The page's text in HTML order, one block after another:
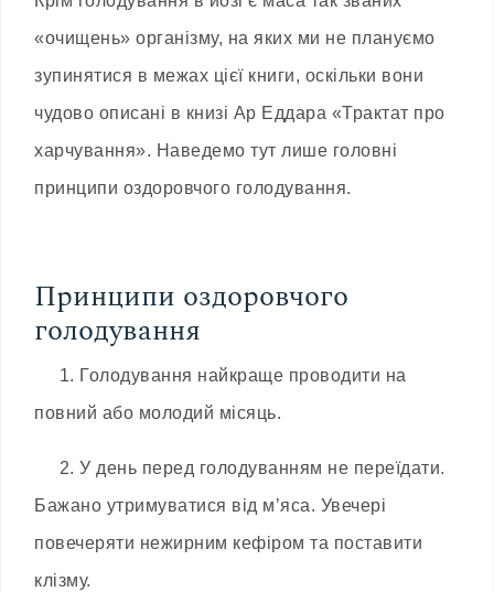
«очищень» організму, на яких ми не плануємо
зупинятися в межах цієї книги, оскільки вони
чудово описані в книзі Ар Еддара «Трактат про
харчування». Наведемо тут лише головні
принципи оздоровчого голодування.
Принципи оздоровчого
голодування
1. Голодування найкраще проводити на
повний або молодий місяць.
2. У день перед голодуванням не переїдати.
Бажано утримуватися від м’яса. Увечері
повечеряти нежирним кефіром та поставити
клізму.